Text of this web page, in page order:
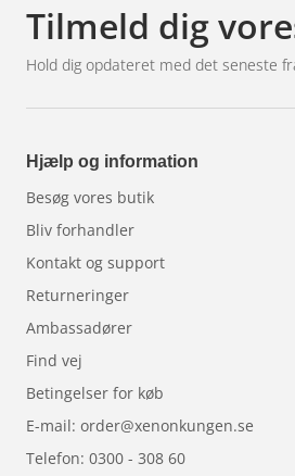
I øjeblikket er appen kun
Produktet er under
Tilmeld dig
Hold dig opdateret med det seneste
Hjælp og information
Besøg vores butik
Bliv forhandler
Kontakt og support
Returneringer
Ambassadører
Find vej
Betingelser for køb
E-mail: order@xenonkungen.se
Telefon: 0300 - 308 60